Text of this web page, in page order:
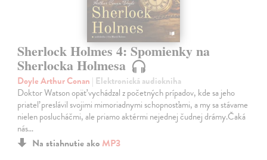
Sherlock Holmes 4: Spomienky na
Sherlocka Holmesa
Doyle Arthur Conan | Elektronická audiokniha
Doktor Watson opäť vychádzal z početných prípadov, kde sa jeho
priateľ preslávil svojimi mimoriadnymi schopnosťami, a my sa stávame
nielen poslucháčmi, ale priamo aktérmi nejednej čudnej drámy.Čaká
nás…
Na stiahnutie ako MP3